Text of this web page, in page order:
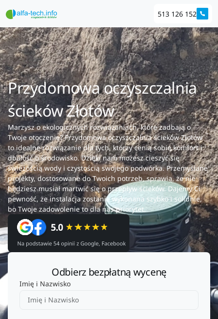
513 126 152
Przydomowa oczyszczalnia
ścieków Złotów
Marzysz o ekologicznych rozwiązaniach, które zadbają o
Twoje otoczenie? Przydomowa oczyszczalnia ścieków Złotów
to idealne rozwiązanie dla tych, którzy cenią sobie komfort i
dbałość o środowisko. Dzięki nam możesz cieszyć się
świeżością wody i czystością swojego podwórka. Przemyślane
projekty, dostosowane do Twoich potrzeb, sprawią, że nie
będziesz musiał martwić się o przepływ ścieków. Dajemy Ci
pewność, że instalacja zostanie wykonana szybko i solidnie,
bo Twoje zadowolenie to dla nas priorytet.
Odbierz bezpłatną wycenę
Imię i Nazwisko